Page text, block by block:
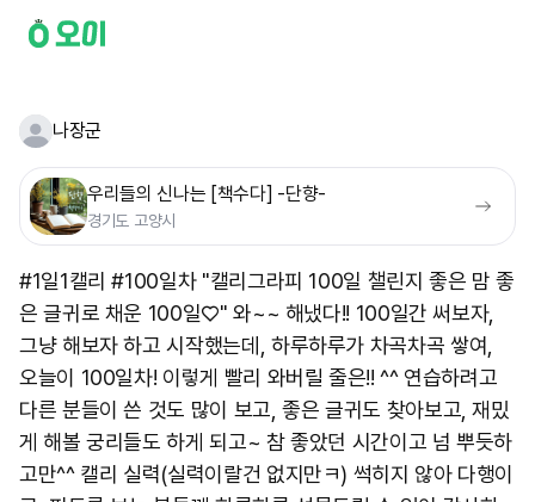
나장군
우리들의 신나는 [책수다] -단향-
경기도 고양시
#1일1캘리 #100일차 "캘리그라피 100일 챌린지 좋은 맘 좋
은 글귀로 채운 100일♡" 와~~ 해냈다!! 100일간 써보자,
그냥 해보자 하고 시작했는데, 하루하루가 차곡차곡 쌓여,
오늘이 100일차! 이렇게 빨리 와버릴 줄은!! ^^ 연습하려고
다른 분들이 쓴 것도 많이 보고, 좋은 글귀도 찾아보고, 재밌
게 해볼 궁리들도 하게 되고~ 참 좋았던 시간이고 넘 뿌듯하
고만^^ 캘리 실력(실력이랄건 없지만ㅋ) 썩히지 않아 다행이